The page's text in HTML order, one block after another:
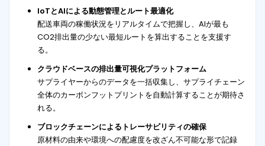
IoTとAIによる動態管理とルート最適化
配送車両の稼働状況をリアルタイムで把握し、AIが最も
CO2排出量の少ない最短ルートを算出することを支援す
る。
クラウドベースの排出量可視化プラットフォーム
サプライヤーからのデータを一括収集し、サプライチェーン
全体のカーボンフットプリントを自動計算することが期待さ
れる。
ブロックチェーンによるトレーサビリティの確保
原材料の由来や環境への配慮度を改ざん不可能な形で記録